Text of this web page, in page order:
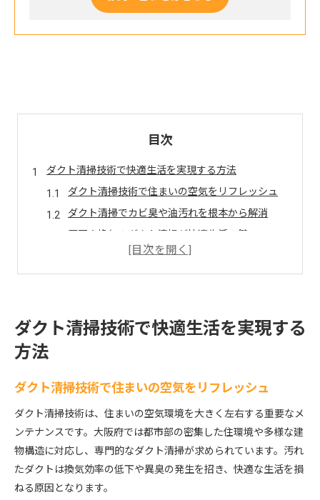
目次
ダクト清掃技術で快適生活を実現する方法
ダクト清掃技術で住まいの空気をリフレッシュ
ダクト清掃でカビ臭や油汚れを根本から解消
厨房や換気のダクト清掃が快適生活の鍵
大阪のダクト清掃技術が守る健康的な暮らし
ダクト清掃による換気効率アップの実感とは
大阪で注目されるダクト清掃の健康効果とは
大阪府の住まいに必要なダクト清掃の理由
清潔な空気環境には定期的なダクト清掃を
ダクト清掃の頻度が空気環境に与える影響
マンション換気ダクト清掃の最適な時期とは
ダクト清掃で室内のカビ臭や湿気を抑える方法
ダクト清掃技術で快適生活を実現する
方法
ダクト清掃技術で住まいの空気をリフレッシュ
ダクト清掃技術は、住まいの空気環境を大きく左右する重要なメ
ンテナンスです。大阪府では都市部の密集した住環境や多様な建
物構造に対応し、専門的なダクト清掃が求められています。汚れ
たダクトは換気効率の低下や異臭の発生を招き、快適な生活を損
ねる原因となります。